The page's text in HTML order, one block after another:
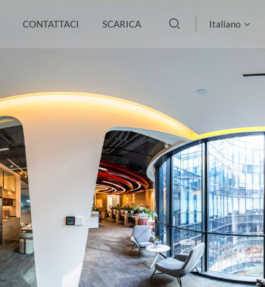
CONTATTACI SCARICA Italiano
Deutsch
русский
italiano
español
português
العربية